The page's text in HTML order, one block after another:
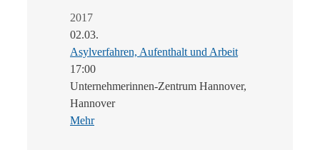
2017
02.03.
Asylverfahren, Aufenthalt und Arbeit
17:00
Unternehmerinnen-Zentrum Hannover,
Hannover
Mehr